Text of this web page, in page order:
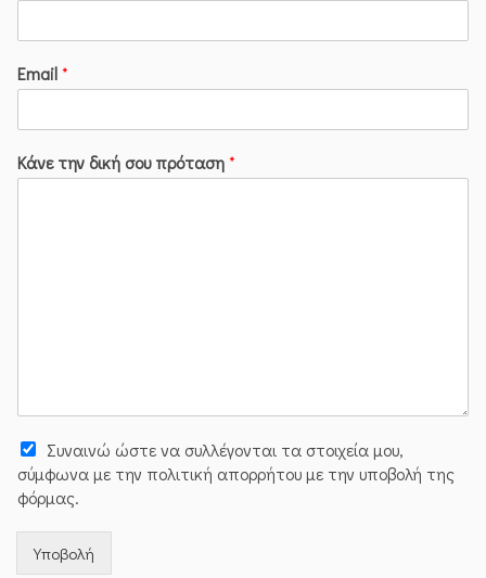
Email*
Κάνε την δική σου πρόταση*
Συναινώ ώστε να συλλέγoνται τα στοιχεία μου,
σύμφωνα με την πολιτική απορρήτου με την υποβολή της
φόρμας.
Υποβολή